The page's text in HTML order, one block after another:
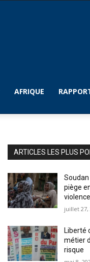
AFRIQUE
ARTICLES LES PLUS
piège
juillet 27,
Liberté
métier
risque